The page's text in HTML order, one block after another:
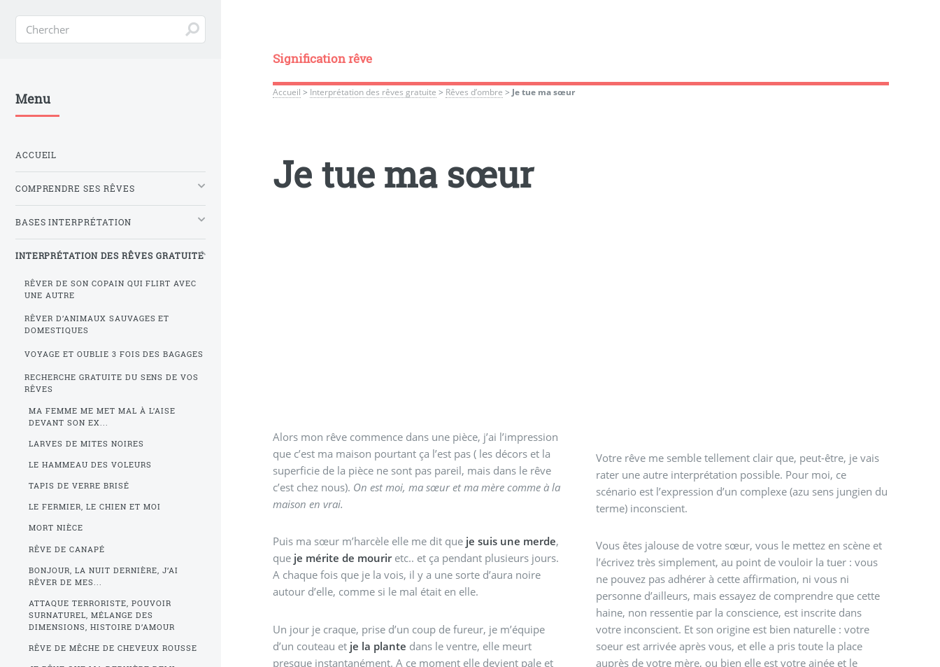
Signification rêve
Accueil > Interprétation des rêves gratuite > Rêves d’ombre > Je tue ma sœur
Je tue ma sœur
Alors mon rêve commence dans une pièce, j’ai l’impression
que c’est ma maison pourtant ça l’est pas ( les décors et la
superficie de la pièce ne sont pas pareil, mais dans le rêve
c’est chez nous). On est moi, ma sœur et ma mère comme à la
maison en vrai.
Puis ma sœur m’harcèle elle me dit queje suis une merde,
que je mérite de mourir etc.. et ça pendant plusieurs jours.
A chaque fois que je la vois, il y a une sorte d’aura noire
autour d’elle, comme si le mal était en elle.
Un jour je craque, prise d’un coup de fureur, je m’équipe
d’un couteau et je la plante dans le ventre, elle meurt
presque instantanément. A ce moment elle devient pale et
Votre rêve me semble tellement clair que, peut-être, je vais
rater une autre interprétation possible. Pour moi, ce
scénario est l’expression d’un complexe (azu sens jungien du
terme) inconscient.
Vous êtes jalouse de votre sœur, vous le mettez en scène et
l’écrivez très simplement, au point de vouloir la tuer : vous
ne pouvez pas adhérer à cette affirmation, ni vous ni
personne d’ailleurs, mais essayez de comprendre que cette
haine, non ressentie par la conscience, est inscrite dans
votre inconscient. Et son origine est bien naturelle : votre
soeur est arrivée après vous, et elle a pris toute la place
auprès de votre mère, ou bien elle est votre ainée et le
Menu
ACCUEIL
COMPRENDRE SES RÊVES
BASES INTERPRÉTATION
INTERPRÉTATION DES RÊVES GRATUITE
RÊVER DE SON COPAIN QUI FLIRT AVEC
UNE AUTRE
RÊVER D’ANIMAUX SAUVAGES ET
DOMESTIQUES
VOYAGE ET OUBLIE 3 FOIS DES BAGAGES
RECHERCHE GRATUITE DU SENS DE VOS
RÊVES
MA FEMME ME MET MAL À L’AISE
DEVANT SON EX...
LARVES DE MITES NOIRES
LE HAMMEAU DES VOLEURS
TAPIS DE VERRE BRISÉ
LE FERMIER, LE CHIEN ET MOI
MORT NIÈCE
RÊVE DE CANAPÉ
BONJOUR, LA NUIT DERNIÈRE, J’AI
RÊVER DE MES...
ATTAQUE TERRORISTE, POUVOIR
SURNATUREL, MÉLANGE DES
DIMENSIONS, HISTOIRE D’AMOUR
RÊVE DE MÊCHE DE CHEVEUX ROUSSE